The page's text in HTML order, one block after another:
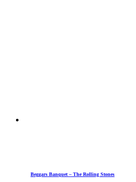
Beggars Banquet – The Rolling Stones